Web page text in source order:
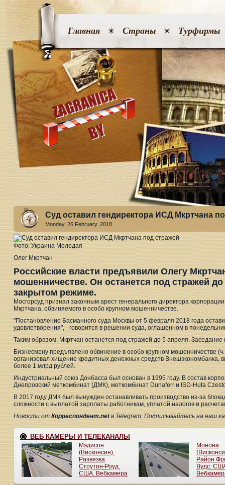
Главная Страны Турфирмы
Суд оставил гендиректора ИСД Мкртчана
Monday, 26 February. 2018
Фото: Украина Молодая
Олег Мкртчан
Российские власти предъявили Олегу
мошенничестве. Он останется под стражей
закрытом режиме.
Мосгорсуд признал законным арест генерального директора
Мкртчана, обвиняемого в особо крупном мошенничестве.
"Постановление Басманного суда Москвы от 5 февраля 2018 года
удовлетворения", - говорится в решении суда, оглашенном в
Таким образом, Мкртчан останется под стражей до 5 апреля.
Бизнесмену предъявлено обвинение в особо крупном мошенничестве
организовал хищение кредитных денежных средств Внешэкономбанка,
более 1 млрд рублей.
Индустриальный союз Донбасса был основан в 1995 году. В состав
Днепровский меткомбинат (ДМК), меткомбинат Dunaferr и ISD-Huta
В 2017 году ДМК был вынужден останавливать производство из-за
сложности с выплатой зарплаты работникам, уплатой налогов и
Новости от Корреспондент.netв Telegram. Подписывайтесь на наш